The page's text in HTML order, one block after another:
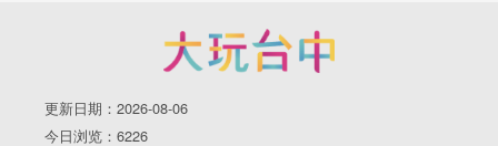
更新日期：2026-08-06
今日浏览：6226